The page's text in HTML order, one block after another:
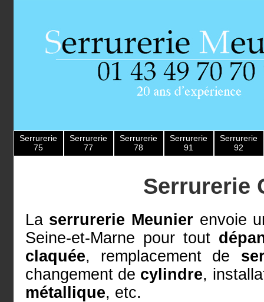
Serrurerie
75
Serrurerie
77
Serrurerie
78
Serrurerie
91
Serrurerie
92
Serrurerie
La serrurerie Meunierenvoie
Seine-et-Marne pour tout
claquée, remplacement de
changement de cylindre,
métallique, etc.